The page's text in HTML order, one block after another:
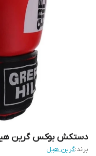
دستکش بوکس گرین
برند:گرین هیل